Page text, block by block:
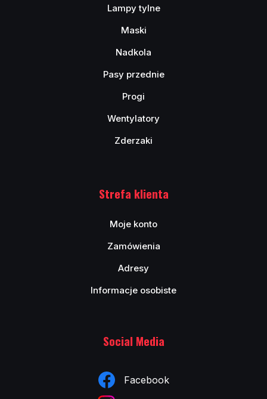
Lampy tylne
Maski
Nadkola
Pasy przednie
Progi
Wentylatory
Zderzaki
Strefa klienta
Moje konto
Zamówienia
Adresy
Informacje osobiste
Social Media
Facebook